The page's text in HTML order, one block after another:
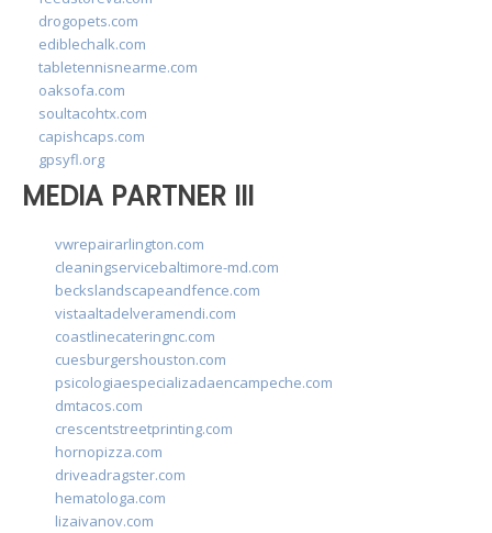
drogopets.com
ediblechalk.com
tabletennisnearme.com
oaksofa.com
soultacohtx.com
capishcaps.com
gpsyfl.org
MEDIA PARTNER III
vwrepairarlington.com
cleaningservicebaltimore-md.com
beckslandscapeandfence.com
vistaaltadelveramendi.com
coastlinecateringnc.com
cuesburgershouston.com
psicologiaespecializadaencampeche.com
dmtacos.com
crescentstreetprinting.com
hornopizza.com
driveadragster.com
hematologa.com
lizaivanov.com